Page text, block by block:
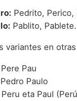
Pedrito, Perico,
Pablito, Pablete.
variantes en
Pere Pau
Pedro Paulo
Peru eta Paul